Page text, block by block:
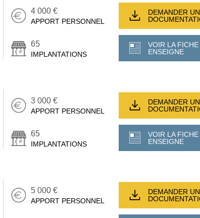
4 000 €
APPORT PERSONNEL
65
IMPLANTATIONS
DEMANDER
VOIR LA FICHE
ENSEIGNE
3 000 €
APPORT PERSONNEL
65
IMPLANTATIONS
DEMANDER
VOIR LA FICHE
ENSEIGNE
5 000 €
APPORT PERSONNEL
DEMANDER